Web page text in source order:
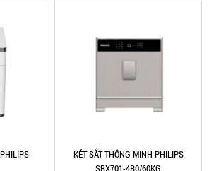
KÉT SẮT THÔNG MINH PHILIPS
SBX701-4B0/60KG